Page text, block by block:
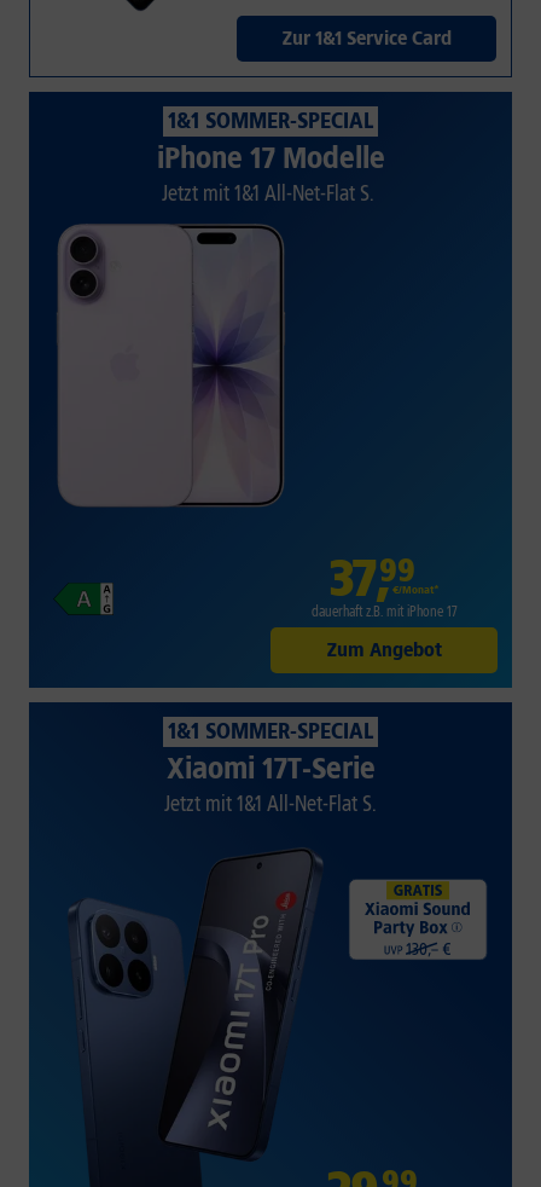
Zur 1&1 Service Card
1&1 SOMMER-SPECIAL
iPhone 17 Modelle
Jetzt mit 1&1 All-Net-Flat S.
37,99
€/Monat*
dauerhaft z.B. mit iPhone 17
Zum Angebot
1&1 SOMMER-SPECIAL
Xiaomi 17T-Serie
Jetzt mit 1&1 All-Net-Flat S.